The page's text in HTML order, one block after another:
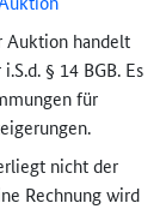
Auktion handelt
§ 14 BGB. Es
für
nicht der
Rechnung wird